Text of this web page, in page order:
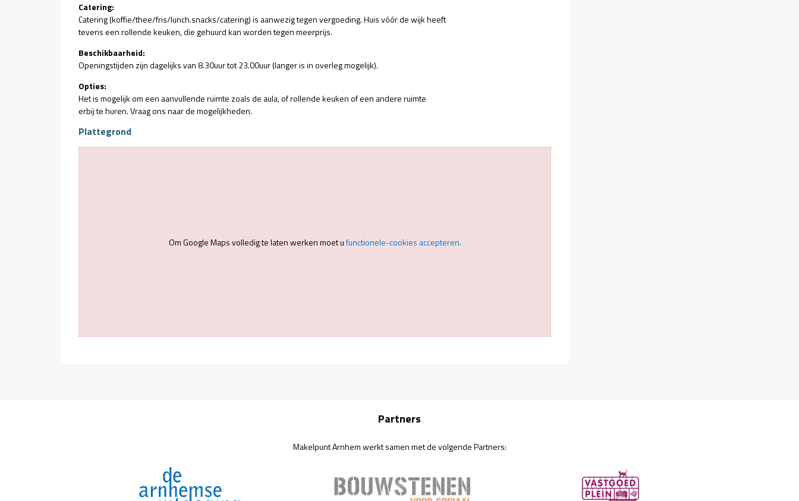
Catering:
Catering (koffie/thee/fris/lunch.snacks/catering) is aanwezig tegen vergoeding. Huis vóór de wijk heeft
tevens een rollende keuken, die gehuurd kan worden tegen meerprijs.
Beschikbaarheid:
Openingstijden zijn dagelijks van 8.30uur tot 23.00uur (langer is in overleg mogelijk).
Opties:
Het is mogelijk om een aanvullende ruimte zoals de aula, of rollende keuken of een andere ruimte
erbij te huren. Vraag ons naar de mogelijkheden.
Plattegrond
Om Google Maps volledig te laten werken moet ufunctionele-cookies accepteren.
Partners
Makelpunt Arnhem werkt samen met de volgende Partners: